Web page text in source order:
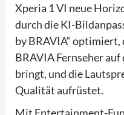
Xperia 1 VI neue
durch die KI-
by BRAVIA“
BRAVIA Fernseher
bringt, und die
Qualität aufrüstet.